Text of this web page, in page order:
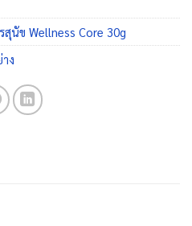
นัข Wellness Core 30g
ง